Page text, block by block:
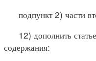
подпункт 2) части
12) дополнить
содержания: